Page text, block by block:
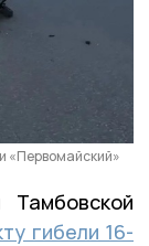
«Первомайский»
Тамбовской
гибели 16-